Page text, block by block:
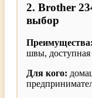
2. Brother
выбор
Преимущества:
швы, доступная
Для кого: